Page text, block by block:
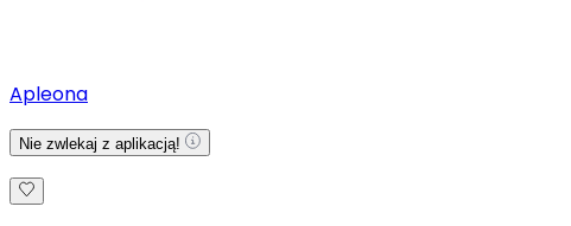
Apleona
Nie zwlekaj z aplikacją!